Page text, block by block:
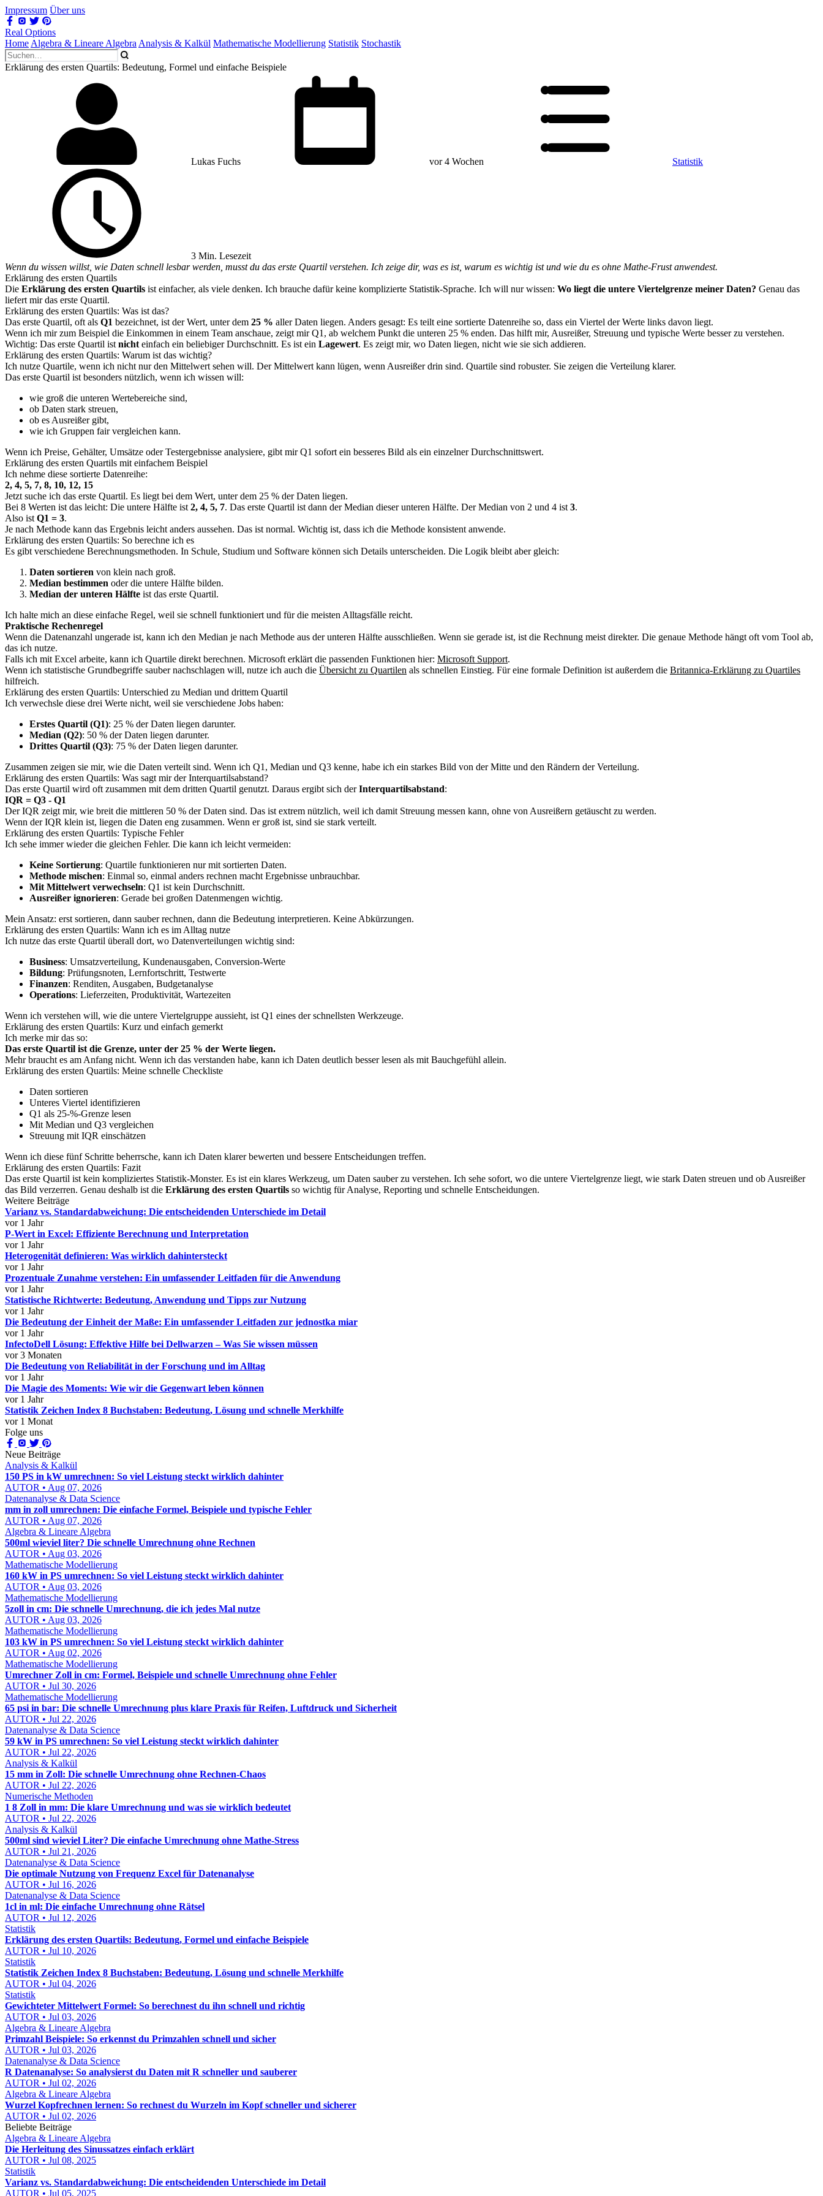
Impressum Über uns
Real Options
Home Algebra & Lineare Algebra Analysis & Kalkül Mathematische Modellierung Statistik Stochastik
Erklärung des ersten Quartils: Bedeutung, Formel und einfache Beispiele
Lukas Fuchs vor 4 Wochen Statistik
3 Min. Lesezeit
Wenn du wissen willst, wie Daten schnell lesbar werden, musst du das erste Quartil verstehen. Ich zeige dir, was es ist, warum es wichtig ist und wie du es ohne Mathe-Frust anwendest.
Erklärung des ersten Quartils
Die Erklärung des ersten Quartils ist einfacher, als viele denken. Ich brauche dafür keine komplizierte Statistik-Sprache. Ich will nur wissen: Wo liegt die untere Viertelgrenze meiner Daten? Genau das
liefert mir das erste Quartil.
Erklärung des ersten Quartils: Was ist das?
Das erste Quartil, oft als Q1 bezeichnet, ist der Wert, unter dem 25 % aller Daten liegen. Anders gesagt: Es teilt eine sortierte Datenreihe so, dass ein Viertel der Werte links davon liegt.
Wenn ich mir zum Beispiel die Einkommen in einem Team anschaue, zeigt mir Q1, ab welchem Punkt die unteren 25 % enden. Das hilft mir, Ausreißer, Streuung und typische Werte besser zu verstehen.
Wichtig: Das erste Quartil ist nicht einfach ein beliebiger Durchschnitt. Es ist ein Lagewert. Es zeigt mir, wo Daten liegen, nicht wie sie sich addieren.
Erklärung des ersten Quartils: Warum ist das wichtig?
Ich nutze Quartile, wenn ich nicht nur den Mittelwert sehen will. Der Mittelwert kann lügen, wenn Ausreißer drin sind. Quartile sind robuster. Sie zeigen die Verteilung klarer.
Das erste Quartil ist besonders nützlich, wenn ich wissen will:
wie groß die unteren Wertebereiche sind,
ob Daten stark streuen,
ob es Ausreißer gibt,
wie ich Gruppen fair vergleichen kann.
Wenn ich Preise, Gehälter, Umsätze oder Testergebnisse analysiere, gibt mir Q1 sofort ein besseres Bild als ein einzelner Durchschnittswert.
Erklärung des ersten Quartils mit einfachem Beispiel
Ich nehme diese sortierte Datenreihe:
2, 4, 5, 7, 8, 10, 12, 15
Jetzt suche ich das erste Quartil. Es liegt bei dem Wert, unter dem 25 % der Daten liegen.
Bei 8 Werten ist das leicht: Die untere Hälfte ist 2, 4, 5, 7. Das erste Quartil ist dann der Median dieser unteren Hälfte. Der Median von 2 und 4 ist 3.
Also ist Q1 = 3.
Je nach Methode kann das Ergebnis leicht anders aussehen. Das ist normal. Wichtig ist, dass ich die Methode konsistent anwende.
Erklärung des ersten Quartils: So berechne ich es
Es gibt verschiedene Berechnungsmethoden. In Schule, Studium und Software können sich Details unterscheiden. Die Logik bleibt aber gleich:
Daten sortieren von klein nach groß.
Median bestimmen oder die untere Hälfte bilden.
Median der unteren Hälfte ist das erste Quartil.
Ich halte mich an diese einfache Regel, weil sie schnell funktioniert und für die meisten Alltagsfälle reicht.
Praktische Rechenregel
Wenn die Datenanzahl ungerade ist, kann ich den Median je nach Methode aus der unteren Hälfte ausschließen. Wenn sie gerade ist, ist die Rechnung meist direkter. Die genaue Methode hängt oft vom Tool ab,
das ich nutze.
Falls ich mit Excel arbeite, kann ich Quartile direkt berechnen. Microsoft erklärt die passenden Funktionen hier: Microsoft Support.
Wenn ich statistische Grundbegriffe sauber nachschlagen will, nutze ich auch die Übersicht zu Quartilen als schnellen Einstieg. Für eine formale Definition ist außerdem die Britannica-Erklärung zu Quartiles
hilfreich.
Erklärung des ersten Quartils: Unterschied zu Median und drittem Quartil
Ich verwechsle diese drei Werte nicht, weil sie verschiedene Jobs haben:
Erstes Quartil (Q1): 25 % der Daten liegen darunter.
Median (Q2): 50 % der Daten liegen darunter.
Drittes Quartil (Q3): 75 % der Daten liegen darunter.
Zusammen zeigen sie mir, wie die Daten verteilt sind. Wenn ich Q1, Median und Q3 kenne, habe ich ein starkes Bild von der Mitte und den Rändern der Verteilung.
Erklärung des ersten Quartils: Was sagt mir der Interquartilsabstand?
Das erste Quartil wird oft zusammen mit dem dritten Quartil genutzt. Daraus ergibt sich derInterquartilsabstand:
IQR = Q3 - Q1
Der IQR zeigt mir, wie breit die mittleren 50 % der Daten sind. Das ist extrem nützlich, weil ich damit Streuung messen kann, ohne von Ausreißern getäuscht zu werden.
Wenn der IQR klein ist, liegen die Daten eng zusammen. Wenn er groß ist, sind sie stark verteilt.
Erklärung des ersten Quartils: Typische Fehler
Ich sehe immer wieder die gleichen Fehler. Die kann ich leicht vermeiden:
Keine Sortierung: Quartile funktionieren nur mit sortierten Daten.
Methode mischen: Einmal so, einmal anders rechnen macht Ergebnisse unbrauchbar.
Mit Mittelwert verwechseln: Q1 ist kein Durchschnitt.
Ausreißer ignorieren: Gerade bei großen Datenmengen wichtig.
Mein Ansatz: erst sortieren, dann sauber rechnen, dann die Bedeutung interpretieren. Keine Abkürzungen.
Erklärung des ersten Quartils: Wann ich es im Alltag nutze
Ich nutze das erste Quartil überall dort, wo Datenverteilungen wichtig sind:
Business: Umsatzverteilung, Kundenausgaben, Conversion-Werte
Bildung: Prüfungsnoten, Lernfortschritt, Testwerte
Finanzen: Renditen, Ausgaben, Budgetanalyse
Operations: Lieferzeiten, Produktivität, Wartezeiten
Wenn ich verstehen will, wie die untere Viertelgruppe aussieht, ist Q1 eines der schnellsten Werkzeuge.
Erklärung des ersten Quartils: Kurz und einfach gemerkt
Ich merke mir das so:
Das erste Quartil ist die Grenze, unter der 25 % der Werte liegen.
Mehr braucht es am Anfang nicht. Wenn ich das verstanden habe, kann ich Daten deutlich besser lesen als mit Bauchgefühl allein.
Erklärung des ersten Quartils: Meine schnelle Checkliste
Daten sortieren
Unteres Viertel identifizieren
Q1 als 25-%-Grenze lesen
Mit Median und Q3 vergleichen
Streuung mit IQR einschätzen
Wenn ich diese fünf Schritte beherrsche, kann ich Daten klarer bewerten und bessere Entscheidungen treffen.
Erklärung des ersten Quartils: Fazit
Das erste Quartil ist kein kompliziertes Statistik-Monster. Es ist ein klares Werkzeug, um Daten sauber zu verstehen. Ich sehe sofort, wo die untere Viertelgrenze liegt, wie stark Daten streuen und ob Ausreißer
das Bild verzerren. Genau deshalb ist die Erklärung des ersten Quartils so wichtig für Analyse, Reporting und schnelle Entscheidungen.
Weitere Beiträge
Varianz vs. Standardabweichung: Die entscheidenden Unterschiede im Detail
vor 1 Jahr
P-Wert in Excel: Effiziente Berechnung und Interpretation
vor 1 Jahr
Heterogenität definieren: Was wirklich dahintersteckt
vor 1 Jahr
Prozentuale Zunahme verstehen: Ein umfassender Leitfaden für die Anwendung
vor 1 Jahr
Statistische Richtwerte: Bedeutung, Anwendung und Tipps zur Nutzung
vor 1 Jahr
Die Bedeutung der Einheit der Maße: Ein umfassender Leitfaden zur jednostka miar
vor 1 Jahr
InfectoDell Lösung: Effektive Hilfe bei Dellwarzen – Was Sie wissen müssen
vor 3 Monaten
Die Bedeutung von Reliabilität in der Forschung und im Alltag
vor 1 Jahr
Die Magie des Moments: Wie wir die Gegenwart leben können
vor 1 Jahr
Statistik Zeichen Index 8 Buchstaben: Bedeutung, Lösung und schnelle Merkhilfe
vor 1 Monat
Folge uns
Neue Beiträge
Analysis & Kalkül
150 PS in kW umrechnen: So viel Leistung steckt wirklich dahinter
AUTOR • Aug 07, 2026
Datenanalyse & Data Science
mm in zoll umrechnen: Die einfache Formel, Beispiele und typische Fehler
AUTOR • Aug 07, 2026
Algebra & Lineare Algebra
500ml wieviel liter? Die schnelle Umrechnung ohne Rechnen
AUTOR • Aug 03, 2026
Mathematische Modellierung
160 kW in PS umrechnen: So viel Leistung steckt wirklich dahinter
AUTOR • Aug 03, 2026
Mathematische Modellierung
5zoll in cm: Die schnelle Umrechnung, die ich jedes Mal nutze
AUTOR • Aug 03, 2026
Mathematische Modellierung
103 kW in PS umrechnen: So viel Leistung steckt wirklich dahinter
AUTOR • Aug 02, 2026
Mathematische Modellierung
Umrechner Zoll in cm: Formel, Beispiele und schnelle Umrechnung ohne Fehler
AUTOR • Jul 30, 2026
Mathematische Modellierung
65 psi in bar: Die schnelle Umrechnung plus klare Praxis für Reifen, Luftdruck und Sicherheit
AUTOR • Jul 22, 2026
Datenanalyse & Data Science
59 kW in PS umrechnen: So viel Leistung steckt wirklich dahinter
AUTOR • Jul 22, 2026
Analysis & Kalkül
15 mm in Zoll: Die schnelle Umrechnung ohne Rechnen-Chaos
AUTOR • Jul 22, 2026
Numerische Methoden
1 8 Zoll in mm: Die klare Umrechnung und was sie wirklich bedeutet
AUTOR • Jul 22, 2026
Analysis & Kalkül
500ml sind wieviel Liter? Die einfache Umrechnung ohne Mathe-Stress
AUTOR • Jul 21, 2026
Datenanalyse & Data Science
Die optimale Nutzung von Frequenz Excel für Datenanalyse
AUTOR • Jul 16, 2026
Datenanalyse & Data Science
1cl in ml: Die einfache Umrechnung ohne Rätsel
AUTOR • Jul 12, 2026
Statistik
Erklärung des ersten Quartils: Bedeutung, Formel und einfache Beispiele
AUTOR • Jul 10, 2026
Statistik
Statistik Zeichen Index 8 Buchstaben: Bedeutung, Lösung und schnelle Merkhilfe
AUTOR • Jul 04, 2026
Statistik
Gewichteter Mittelwert Formel: So berechnest du ihn schnell und richtig
AUTOR • Jul 03, 2026
Algebra & Lineare Algebra
Primzahl Beispiele: So erkennst du Primzahlen schnell und sicher
AUTOR • Jul 03, 2026
Datenanalyse & Data Science
R Datenanalyse: So analysierst du Daten mit R schneller und sauberer
AUTOR • Jul 02, 2026
Algebra & Lineare Algebra
Wurzel Kopfrechnen lernen: So rechnest du Wurzeln im Kopf schneller und sicherer
AUTOR • Jul 02, 2026
Beliebte Beiträge
Algebra & Lineare Algebra
Die Herleitung des Sinussatzes einfach erklärt
AUTOR • Jul 08, 2025
Statistik
Varianz vs. Standardabweichung: Die entscheidenden Unterschiede im Detail
AUTOR • Jul 05, 2025